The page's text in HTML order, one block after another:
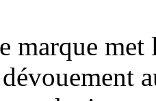
marque